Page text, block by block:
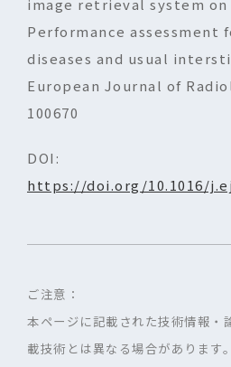
image retrieval system on
Performance
diseases and usual
European Journal of
100670
DOI:
https://doi.org/10.1016/
ご注意：
本ページに記載された技術情報・
載技術とは異なる場合があります。